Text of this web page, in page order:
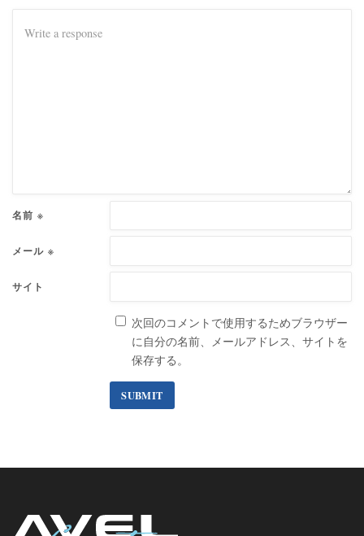
名前 ※
メール ※
サイト
次回のコメントで使用するためブラウザー
に自分の名前、メールアドレス、サイトを
保存する。